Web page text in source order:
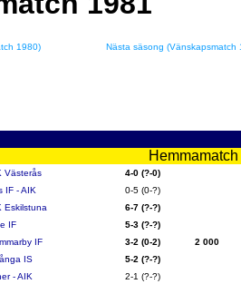
1980) Nästa säsong (Vänskapsmatch
Västerås
4-0 (?-0)
IF - AIK
0-5 (0-?)
Eskilstuna
6-7 (?-?)
IF
5-3 (?-?)
IF 3-2 (0-2)
2 000
IS
5-2 (?-?)
- AIK
2-1 (?-?)